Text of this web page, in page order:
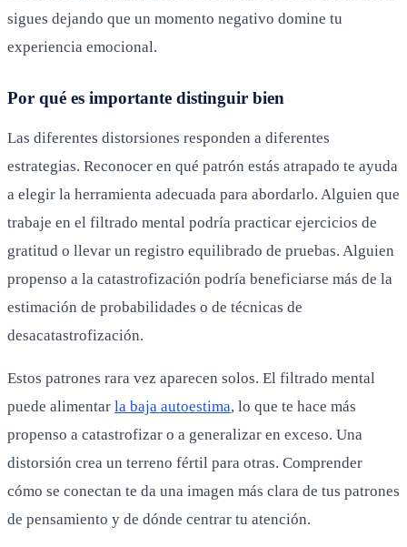
sigues dejando que un momento negativo domine tu
experiencia emocional.
Por qué es importante distinguir bien
Las diferentes distorsiones responden a diferentes
estrategias. Reconocer en qué patrón estás atrapado te ayuda
a elegir la herramienta adecuada para abordarlo. Alguien que
trabaje en el filtrado mental podría practicar ejercicios de
gratitud o llevar un registro equilibrado de pruebas. Alguien
propenso a la catastrofización podría beneficiarse más de la
estimación de probabilidades o de técnicas de
desacatastrofización.
Estos patrones rara vez aparecen solos. El filtrado mental
puede alimentar la baja autoestima, lo que te hace más
propenso a catastrofizar o a generalizar en exceso. Una
distorsión crea un terreno fértil para otras. Comprender
cómo se conectan te da una imagen más clara de tus patrones
de pensamiento y de dónde centrar tu atención.